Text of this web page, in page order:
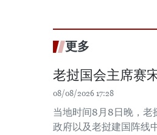
更多
老挝国会主席赛
08/08/2026 17:28
当地时间8月8日晚，老
政府以及老挝建国阵线